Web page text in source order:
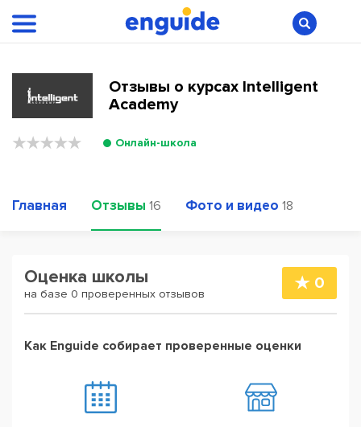
Отзывы о курсах Intelligent
Academy
Онлайн-школа
Главная Отзывы 16 Фото и видео 18
Оценка школы
на базе 0 проверенных отзывов
0
Как Enguide собирает проверенные оценки